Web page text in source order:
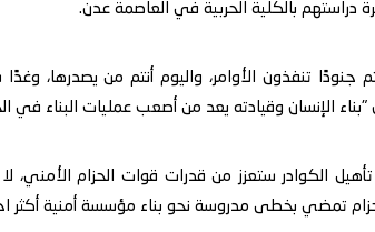
دراستهم بالكلية الحربية في العاصمة عدن.
تنفذون الأوامر، واليوم أنتم من يصدرها،
الإنسان وقيادته يعد من أصعب عمليات البناء في
تأهيل الكوادر ستعزز من قدرات قوات الحزام
تمضي بخطى مدروسة نحو بناء مؤسسة أمنية أكثر